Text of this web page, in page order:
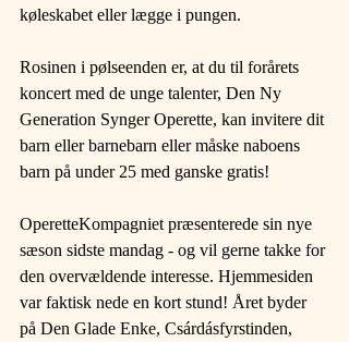
køleskabet eller lægge i pungen.
Rosinen i pølseenden er, at du til forårets
koncert med de unge talenter, Den Ny
Generation Synger Operette, kan invitere dit
barn eller barnebarn eller måske naboens
barn på under 25 med ganske gratis!
OperetteKompagniet præsenterede sin nye
sæson sidste mandag - og vil gerne takke for
den overvældende interesse. Hjemmesiden
var faktisk nede en kort stund! Året byder
på Den Glade Enke, Csárdásfyrstinden,